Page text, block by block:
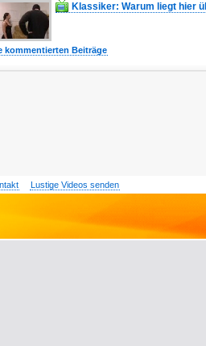
Klassiker: Warum liegt hier
kommentierten Beiträge
Lustige Videos senden